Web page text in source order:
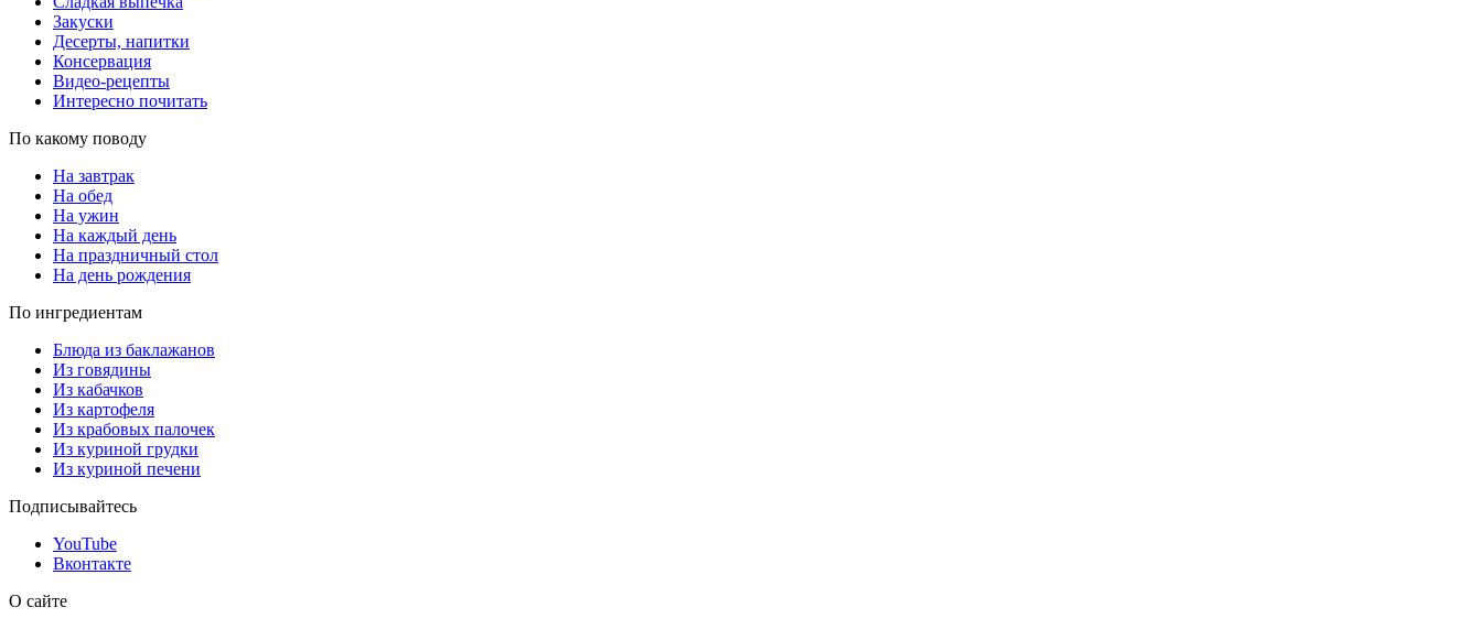
Закуски
Десерты, напитки
Консервация
Видео-рецепты
Интересно почитать
По какому поводу
На завтрак
На обед
На ужин
На каждый день
На праздничный стол
На день рождения
По ингредиентам
Блюда из баклажанов
Из говядины
Из кабачков
Из картофеля
Из крабовых палочек
Из куриной грудки
Из куриной печени
Подписывайтесь
YouTube
Вконтакте
О сайте